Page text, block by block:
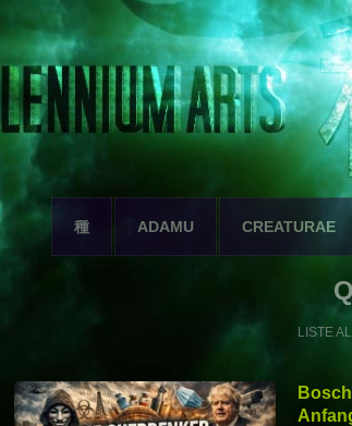
種 ADAMU CREATURAE
LISTE